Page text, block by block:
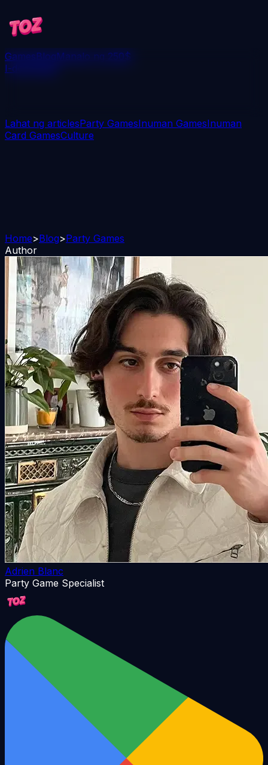
GamesBlogManalo ng 250$
I-download
Lahat ng articlesParty GamesInuman GamesInuman
Card GamesCulture
Home>Blog>Party Games
Author
Adrien Blanc
Party Game Specialist